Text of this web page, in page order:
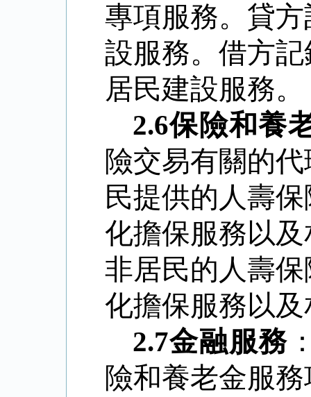
專項服務。貸
設服務。借方
居民建設服務。
2.6保險和養
險交易有關的
民提供的人壽
化擔保服務以
非居民的人壽
化擔保服務以
2.7金融服務
險和養老金服